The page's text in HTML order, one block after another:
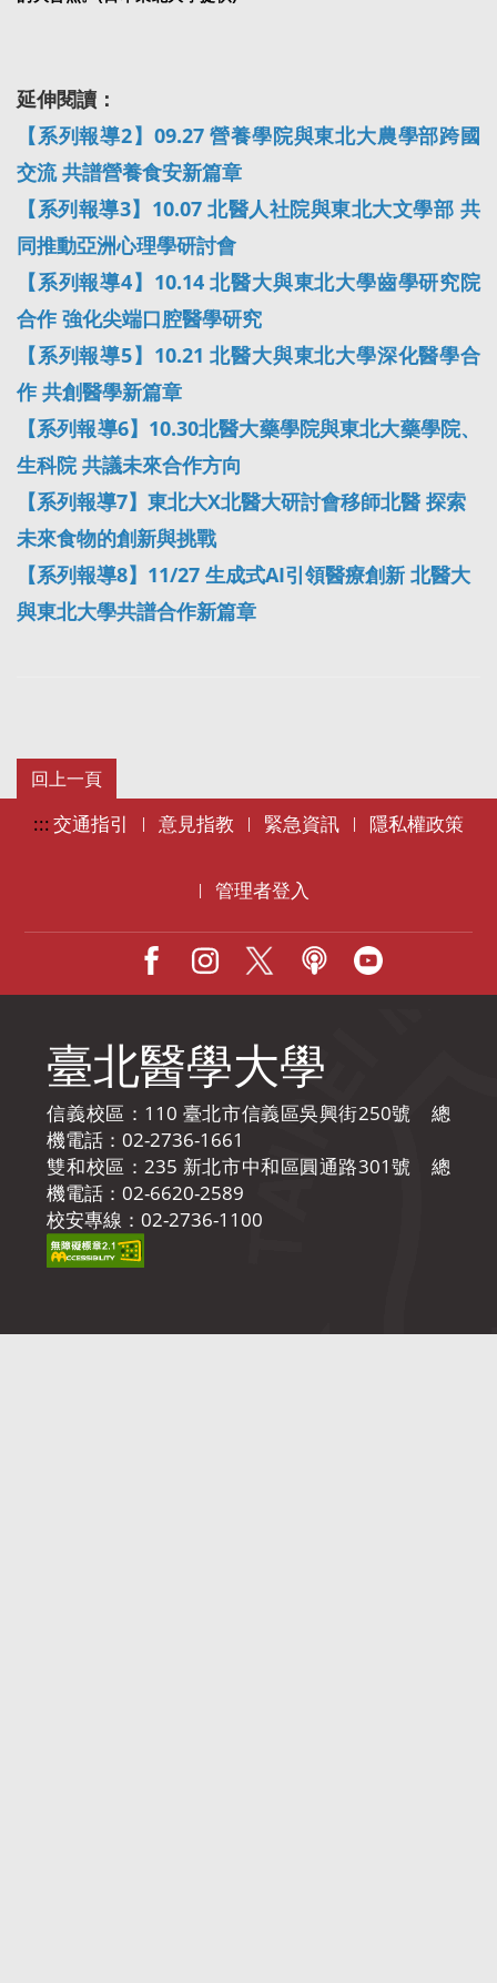
延伸閱讀：
【系列報導2】09.27 營養學院與東北大農學部跨國
交流 共譜營養食安新篇章
【系列報導3】10.07 北醫人社院與東北大文學部 共
同推動亞洲心理學研討會
【系列報導4】10.14 北醫大與東北大學齒學研究院
合作 強化尖端口腔醫學研究
【系列報導5】10.21 北醫大與東北大學深化醫學合
作 共創醫學新篇章
【系列報導6】10.30北醫大藥學院與東北大藥學院、
生科院 共議未來合作方向
【系列報導7】東北大X北醫大研討會移師北醫 探索
未來食物的創新與挑戰
【系列報導8】11/27 生成式AI引領醫療創新 北醫大
與東北大學共譜合作新篇章
:::交通指引 | 意見指教 | 緊急資訊 | 隱私權政策
| 管理者登入
Facebook Podcast
臺北醫學大學
信義校區：110 臺北市信義區吳興街250號 總
機電話：02-2736-1661
雙和校區：235 新北市中和區圓通路301號 總
機電話：02-6620-2589
校安專線：02-2736-1100